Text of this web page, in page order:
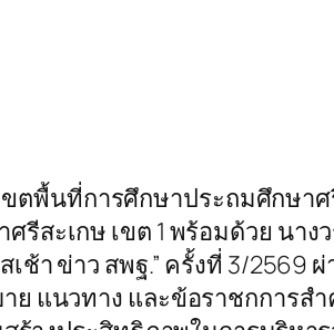
พื้นที่การศึกษาประถมศึกษาศ
สะเกษ เขต 1 พร้อมด้วย นาง
า ข่าว สพฐ.” ครั้งที่ 3/2569
แนวทาง และข้อราชกการ